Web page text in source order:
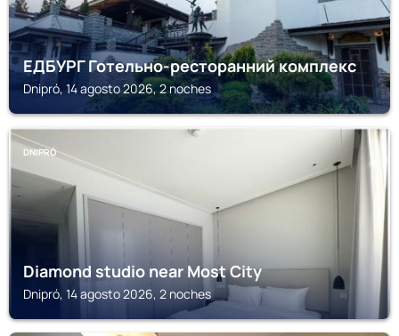
ЕДБУРГ Готельно-ресторанний комплекс
Dnipró, 14 agosto 2026, 2 noches
DNIPRÓ
Diamond studio near Most City
Dnipró, 14 agosto 2026, 2 noches